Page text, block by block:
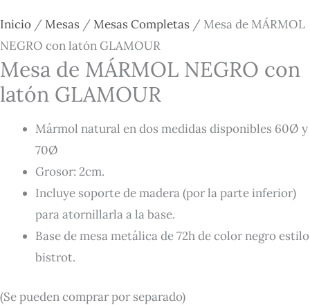
Inicio / Mesas / Mesas Completas / Mesa de MÁRMOL
NEGRO con latón GLAMOUR
Mesa de MÁRMOL NEGRO con
latón GLAMOUR
Mármol natural en dos medidas disponibles 60Ø y
70Ø
Grosor: 2cm.
Incluye soporte de madera (por la parte inferior)
para atornillarla a la base.
Base de mesa metálica de 72h de color negro estilo
bistrot.
(Se pueden comprar por separado)